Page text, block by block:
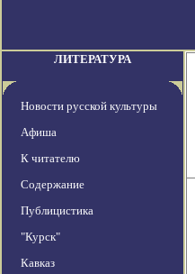
ЛИТЕРАТУРА
Новости русской культуры
Афиша
К читателю
Содержание
Публицистика
"Курск"
Кавказ